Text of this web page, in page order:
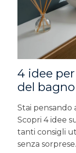
4 idee
del bagno
Stai
Scopri 4 idee
tanti consigli
senza sorprese.